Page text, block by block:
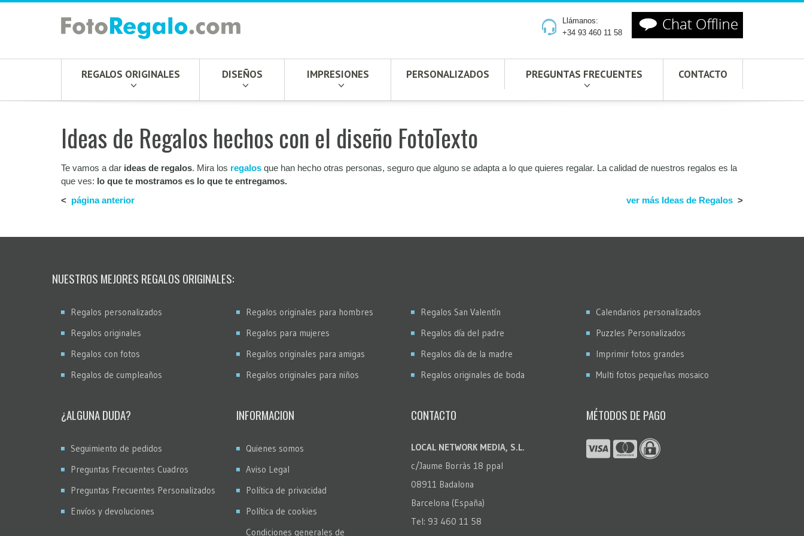
Llámanos:
+34 93 460 11 58
REGALOS ORIGINALES DISEÑOS IMPRESIONES PERSONALIZADOS PREGUNTAS FRECUENTES CONTACTO
Ideas de Regalos hechos con el diseño FotoTexto
Te vamos a dar ideas de regalos. Mira los regalos que han hecho otras personas, seguro que alguno se adapta a lo que quieres regalar. La calidad de nuestros regalos es la
que ves: lo que te mostramos es lo que te entregamos.
< página anterior ver más Ideas de Regalos >
NUESTROS MEJORES REGALOS ORIGINALES:
Regalos personalizados
Regalos originales
Regalos con fotos
Regalos de cumpleaños
Regalos originales para hombres
Regalos para mujeres
Regalos originales para amigas
Regalos originales para niños
Regalos San Valentín
Regalos día del padre
Regalos día de la madre
Regalos originales de boda
Calendarios personalizados
Puzzles Personalizados
Imprimir fotos grandes
Multi fotos pequeñas mosaico
¿ALGUNA DUDA?
Seguimiento de pedidos
Preguntas Frecuentes Cuadros
Preguntas Frecuentes Personalizados
Envíos y devoluciones
INFORMACION
Quienes somos
Aviso Legal
Política de privacidad
Política de cookies
Condiciones generales de
CONTACTO
LOCAL NETWORK MEDIA, S.L.
c/Jaume Borràs 18 ppal
08911 Badalona
Barcelona (España)
Tel: 93 460 11 58
MÉTODOS DE PAGO